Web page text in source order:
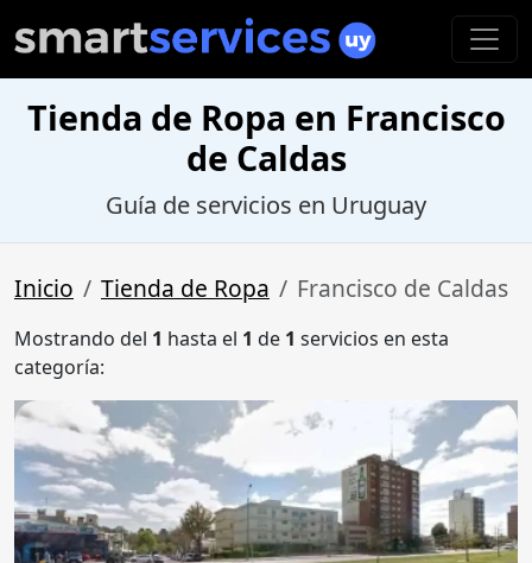
Tienda de Ropa en Francisco
de Caldas
Guía de servicios en Uruguay
Inicio Tienda de Ropa Francisco de Caldas
Mostrando del 1 hasta el 1 de 1 servicios en esta
categoría: